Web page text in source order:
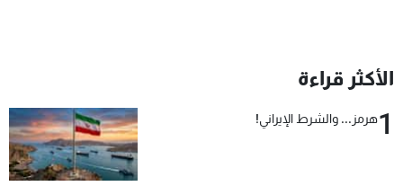
الأكثر قراءة
1هرمز... والشرط الإيراني!عن MTV
شروط الإسـتخدام
سياسة الخصوصية